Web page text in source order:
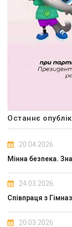
Останнє
20.04.2026
Мінна безпека.
24.03.2026
Співпраця з
20.03.2026